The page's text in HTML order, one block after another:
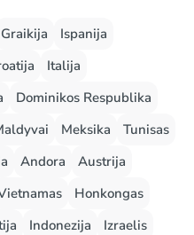
Graikija
Ispanija
Italija
Dominikos Respublika
Meksika
Tunisas
Andora
Austrija
Honkongas
Indonezija
Izraelis